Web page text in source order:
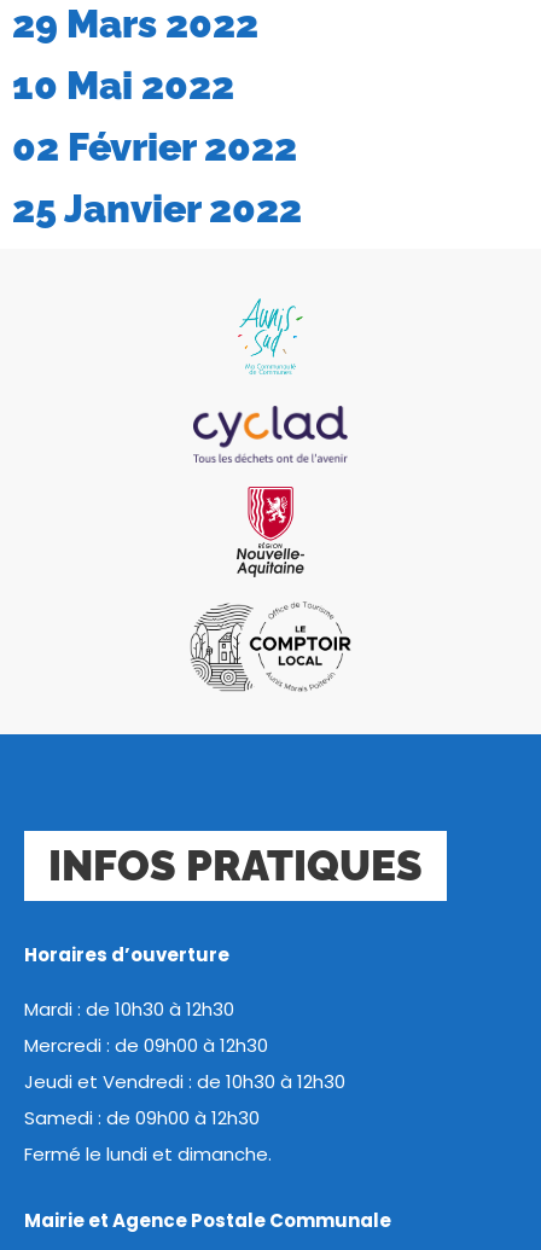
29 Mars 2022
10 Mai 2022
02 Février 2022
25 Janvier 2022
INFOS PRATIQUES
Horaires d’ouverture
Mardi : de 10h30 à 12h30
Mercredi : de 09h00 à 12h30
Jeudi et Vendredi : de 10h30 à 12h30
Samedi : de 09h00 à 12h30
Fermé le lundi et dimanche.
Mairie et Agence Postale Communale